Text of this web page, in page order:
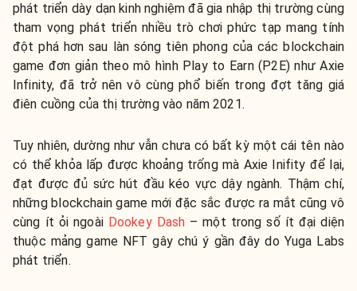
phát triển dày dạn kinh nghiệm đã gia nhập thị trường cùng
tham vọng phát triển nhiều trò chơi phức tạp mang tính
đột phá hơn sau làn sóng tiên phong của các blockchain
game đơn giản theo mô hình Play to Earn (P2E) như Axie
Infinity, đã trở nên vô cùng phổ biến trong đợt tăng giá
điên cuồng của thị trường vào năm 2021.
Tuy nhiên, dường như vẫn chưa có bất kỳ một cái tên nào
có thể khỏa lấp được khoảng trống mà Axie Inifity để lại,
đạt được đủ sức hút đầu kéo vực dậy ngành. Thậm chí,
những blockchain game mới đặc sắc được ra mắt cũng vô
cùng ít ỏi ngoàiDookey Dash – một trong số ít đại diện
thuộc mảng game NFT gây chú ý gần đây do Yuga Labs
phát triển.